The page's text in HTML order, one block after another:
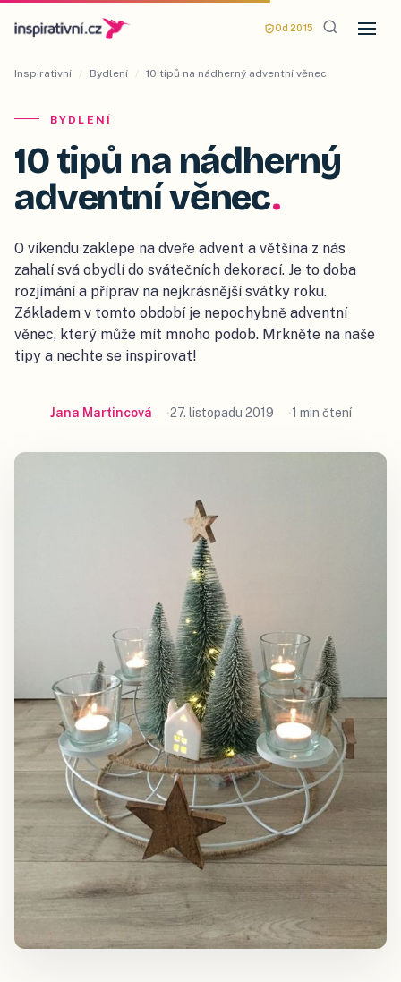
Od 2015
Inspirativní / Bydlení / 10 tipů na nádherný adventní věnec
BYDLENÍ
10 tipů na nádherný
adventní věnec.
O víkendu zaklepe na dveře advent a většina z nás
zahalí svá obydlí do svátečních dekorací. Je to doba
rozjímání a příprav na nejkrásnější svátky roku.
Základem v tomto období je nepochybně adventní
věnec, který může mít mnoho podob. Mrkněte na naše
tipy a nechte se inspirovat!
Jana Martincová 27. listopadu 2019 1 min čtení